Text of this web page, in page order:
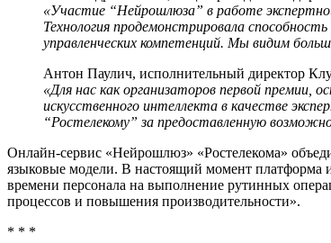
«Участие “Нейрошлюза” в работе
Технология продемонстрировала
управленческих компетенций. Мы видим
Антон Паулич, исполнительный директор
«Для нас как организаторов первой премии,
искусственного интеллекта в качестве
“Ростелекому” за предоставленную
Онлайн-сервис «Нейрошлюз» «Ростелекома»
языковые модели. В настоящий момент платформа
времени персонала на выполнение рутинных
процессов и повышения производительности».
* * *